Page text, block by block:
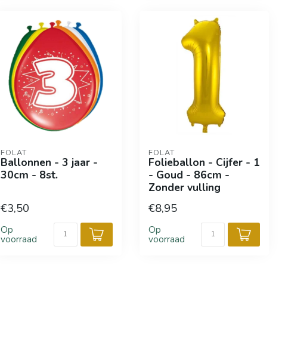
FOLAT
Ballonnen - 3 jaar -
30cm - 8st.
€3,50
Op
voorraad
FOLAT
Folieballon - Cijfer - 1
- Goud - 86cm -
Zonder vulling
€8,95
Op
voorraad